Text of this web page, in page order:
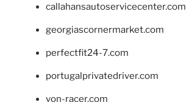
callahansautoservicecenter.com
georgiascornermarket.com
perfectfit24-7.com
portugalprivatedriver.com
von-racer.com